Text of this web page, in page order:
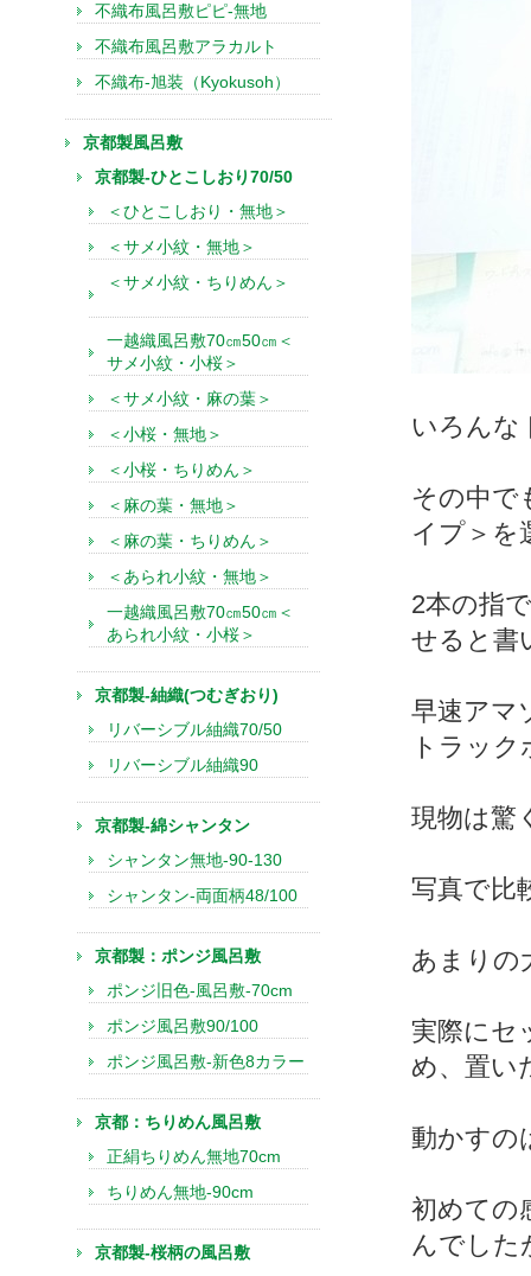
いろんな
その中で
イプ＞を
2本の指
せると書
早速アマ
トラッ
現物は驚
写真で比
あまりの
実際にセ
め、置い
動かすの
初めての
んでした
不織布風呂敷ピピ-無地
不織布風呂敷アラカルト
不織布-旭装（Kyokusoh）
京都製風呂敷
京都製-ひとこしおり70/50
＜ひとこしおり・無地＞
＜サメ小紋・無地＞
＜サメ小紋・ちりめん＞
一越織風呂敷70㎝50㎝＜
サメ小紋・小桜＞
＜サメ小紋・麻の葉＞
＜小桜・無地＞
＜小桜・ちりめん＞
＜麻の葉・無地＞
＜麻の葉・ちりめん＞
＜あられ小紋・無地＞
一越織風呂敷70㎝50㎝＜
あられ小紋・小桜＞
京都製-紬織(つむぎおり)
リバーシブル紬織70/50
リバーシブル紬織90
京都製-綿シャンタン
シャンタン無地-90-130
シャンタン-両面柄48/100
京都製：ポンジ風呂敷
ポンジ旧色-風呂敷-70cm
ポンジ風呂敷90/100
ポンジ風呂敷-新色8カラー
京都：ちりめん風呂敷
正絹ちりめん無地70cm
ちりめん無地-90cm
京都製-桜柄の風呂敷